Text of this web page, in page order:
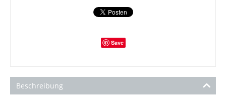
Save
Beschreibung